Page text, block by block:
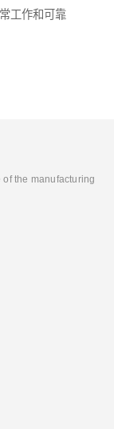
工作和可靠
the manufacturing